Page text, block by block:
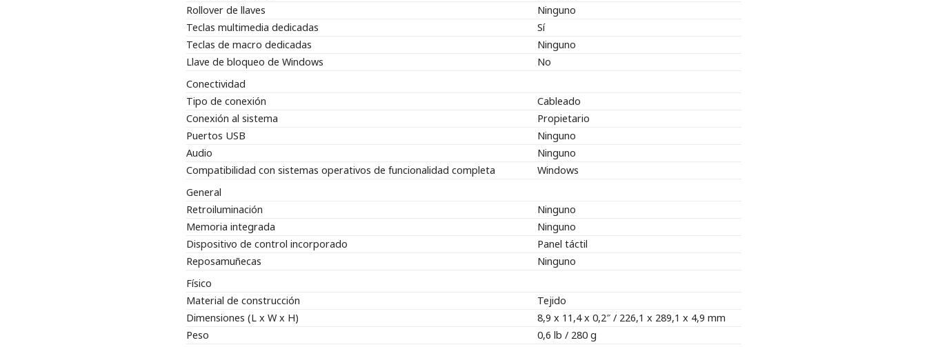
Rollover de llaves
Ninguno
Teclas multimedia dedicadas
Sí
Teclas de macro dedicadas
Ninguno
Llave de bloqueo de Windows
No
Conectividad
Tipo de conexión
Cableado
Conexión al sistema
Propietario
Puertos USB
Ninguno
Audio
Ninguno
Compatibilidad con sistemas operativos de funcionalidad completa
Windows
General
Retroiluminación
Ninguno
Memoria integrada
Ninguno
Dispositivo de control incorporado
Panel táctil
Reposamuñecas
Ninguno
Físico
Material de construcción
Tejido
Dimensiones (L x W x H)
8,9 x 11,4 x 0,2″ / 226,1 x 289,1 x 4,9 mm
Peso
0,6 lb / 280 g